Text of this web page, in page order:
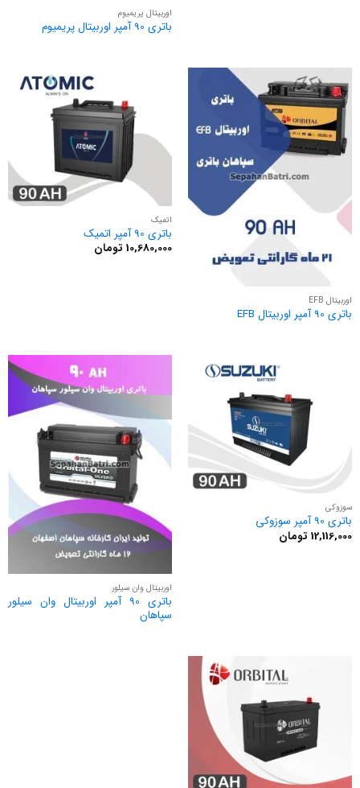
اوربیتال پریمیوم
باتری 90 آمپر اوربیتال پریمیوم
اوربیتال EFB
باتری 90 آمپر اوربیتال EFB
اتمیک
باتری 90 آمپر اتمیک
10,680,000 تومان
سوزوکی
باتری 90 آمپر سوزوکی
12,116,000 تومان
اوربیتال وان سیلور
باتری 90 آمپر اوربیتال وان سیلور
سپاهان